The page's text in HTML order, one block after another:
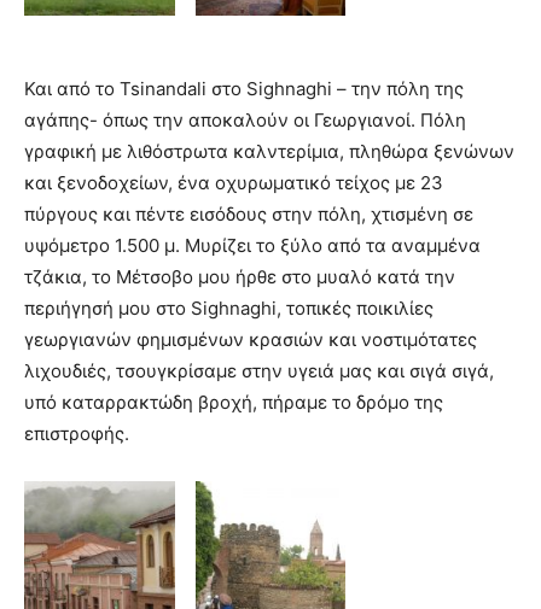
Και από το Tsinandali στο Sighnaghi – την πόλη της
αγάπης- όπως την αποκαλούν οι Γεωργιανοί. Πόλη
γραφική με λιθόστρωτα καλντερίμια, πληθώρα ξενώνων
και ξενοδοχείων, ένα οχυρωματικό τείχος με 23
πύργους και πέντε εισόδους στην πόλη, χτισμένη σε
υψόμετρο 1.500 μ. Μυρίζει το ξύλο από τα αναμμένα
τζάκια, το Μέτσοβο μου ήρθε στο μυαλό κατά την
περιήγησή μου στο Sighnaghi, τοπικές ποικιλίες
γεωργιανών φημισμένων κρασιών και νοστιμότατες
λιχουδιές, τσουγκρίσαμε στην υγειά μας και σιγά σιγά,
υπό καταρρακτώδη βροχή, πήραμε το δρόμο της
επιστροφής.